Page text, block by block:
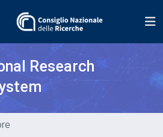
Research